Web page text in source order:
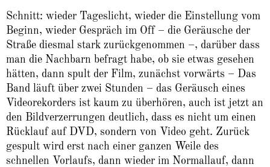
Schnitt: wieder Tageslicht, wieder die Einstellung vom
Beginn, wieder Gespräch im Off – die Geräusche der
Straße diesmal stark zurückgenommen –, darüber dass
man die Nachbarn befragt habe, ob sie etwas gesehen
hätten, dann spult der Film, zunächst vorwärts – Das
Band läuft über zwei Stunden – das Geräusch eines
Videorekorders ist kaum zu überhören, auch ist jetzt an
den Bildverzerrungen deutlich, dass es nicht um einen
Rücklauf auf DVD, sondern von Video geht. Zurück
gespult wird erst nach einer ganzen Weile des
schnellen Vorlaufs, dann wieder im Normallauf, dann